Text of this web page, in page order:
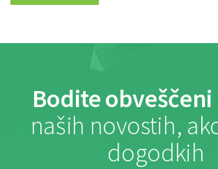
Bodite obveščeni
naših novostih,
dogodkih